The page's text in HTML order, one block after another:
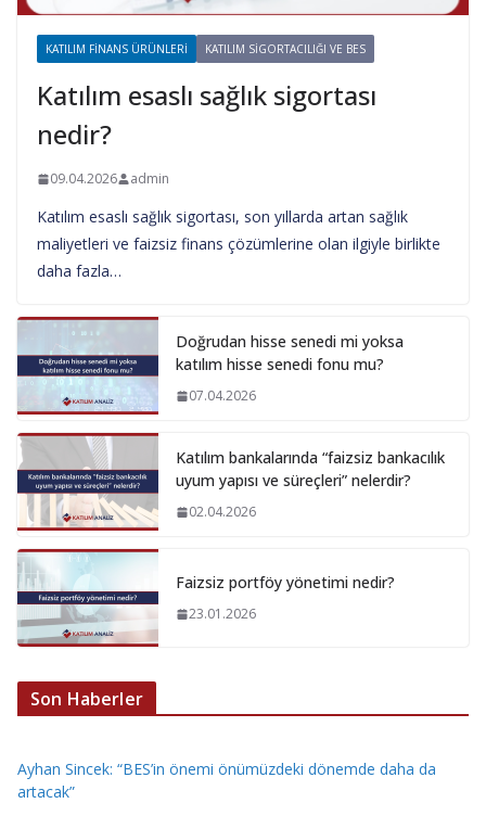
KATILIM FINANS ÜRÜNLERI KATILIM SIGORTACILIĞI VE BES
Katılım esaslı sağlık sigortası
nedir?
09.04.2026 admin
Katılım esaslı sağlık sigortası, son yıllarda artan sağlık
maliyetleri ve faizsiz finans çözümlerine olan ilgiyle birlikte
daha fazla…
Doğrudan hisse senedi mi yoksa
katılım hisse senedi fonu mu?
07.04.2026
Katılım bankalarında “faizsiz bankacılık
uyum yapısı ve süreçleri” nelerdir?
02.04.2026
Faizsiz portföy yönetimi nedir?
23.01.2026
Son Haberler
Ayhan Sincek: “BES’in önemi önümüzdeki dönemde daha da
artacak”